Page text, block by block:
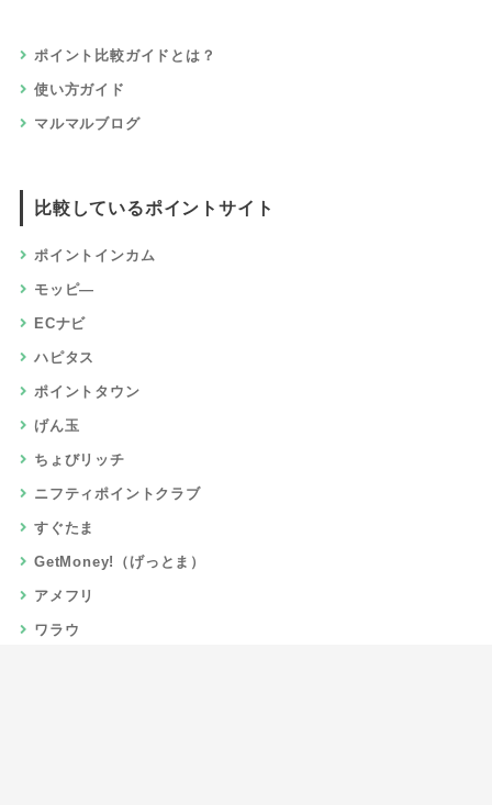
ポイント比較ガイドとは？
使い方ガイド
マルマルブログ
比較しているポイントサイト
ポイントインカム
モッピ―
ECナビ
ハピタス
ポイントタウン
げん玉
ちょびリッチ
ニフティポイントクラブ
すぐたま
GetMoney!（げっとま）
アメフリ
ワラウ